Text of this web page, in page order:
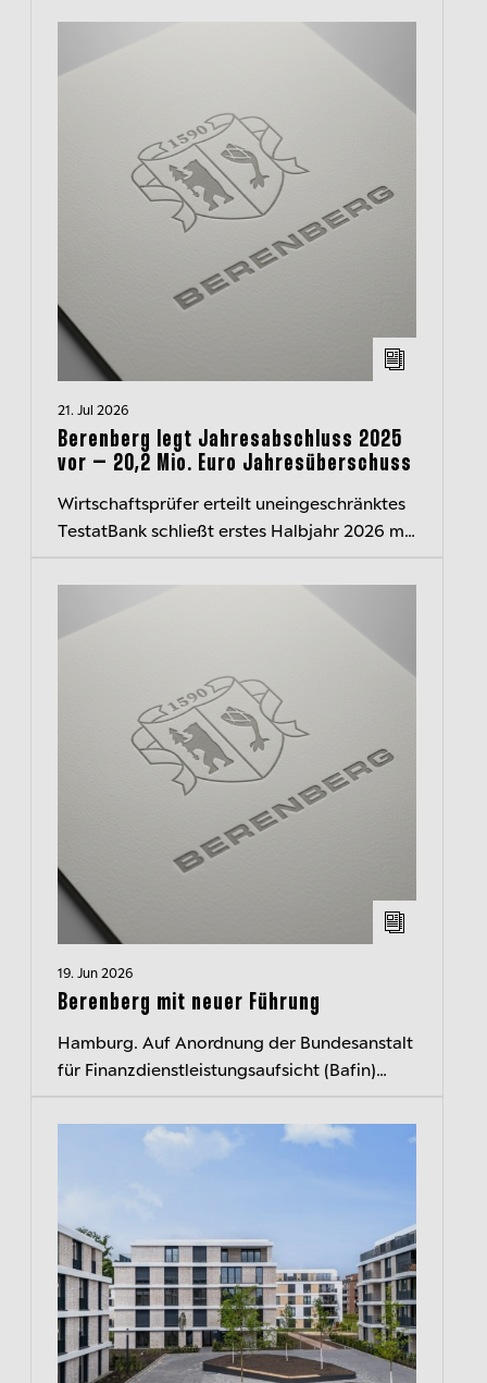
21. Jul 2026
Berenberg legt Jahresabschluss 2025
vor – 20,2 Mio. Euro Jahresüberschuss
Wirtschaftsprüfer erteilt uneingeschränktes
TestatBank schließt erstes Halbjahr 2026 mit
19. Jun 2026
Berenberg mit neuer Führung
Hamburg. Auf Anordnung der Bundesanstalt
für Finanzdienstleistungsaufsicht (Bafin)
Geschäftsleitungsmitglieder von Bere...